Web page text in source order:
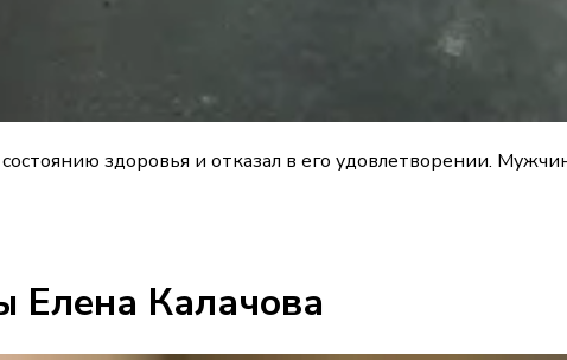
здоровья и отказал в его удовлетворении.
Елена Калачова